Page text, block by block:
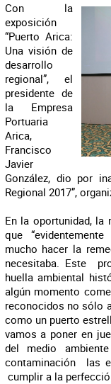
Con la
exposición
“Puerto Arica:
Una visión de
desarrollo
regional”, el
presidente de
la Empresa
Portuaria
Arica,
Francisco
Javier
González, dio por
Regional 2017”,
En la oportunidad, la
que
mucho hacer la
necesitaba. Este
huella ambiental
algún momento
reconocidos no sólo
como un puerto
vamos a poner en
del medio
contaminación las
cumplir a la